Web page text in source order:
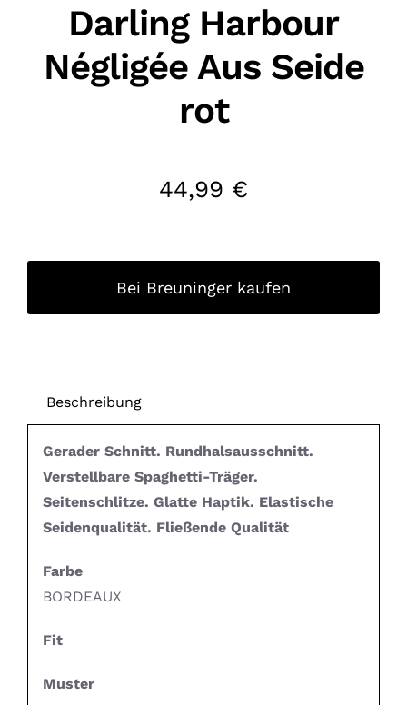
Darling Harbour
Négligée Aus Seide
rot
44,99 €
Bei Breuninger kaufen
Beschreibung
Gerader Schnitt. Rundhalsausschnitt.
Verstellbare Spaghetti-Träger.
Seitenschlitze. Glatte Haptik. Elastische
Seidenqualität. Fließende Qualität
Farbe
BORDEAUX
Fit
Muster